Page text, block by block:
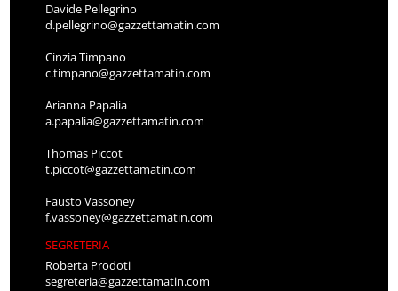
Davide Pellegrino
d.pellegrino@gazzettamatin.com
Cinzia Timpano
c.timpano@gazzettamatin.com
Arianna Papalia
a.papalia@gazzettamatin.com
Thomas Piccot
t.piccot@gazzettamatin.com
Fausto Vassoney
f.vassoney@gazzettamatin.com
SEGRETERIA
Roberta Prodoti
segreteria@gazzettamatin.com